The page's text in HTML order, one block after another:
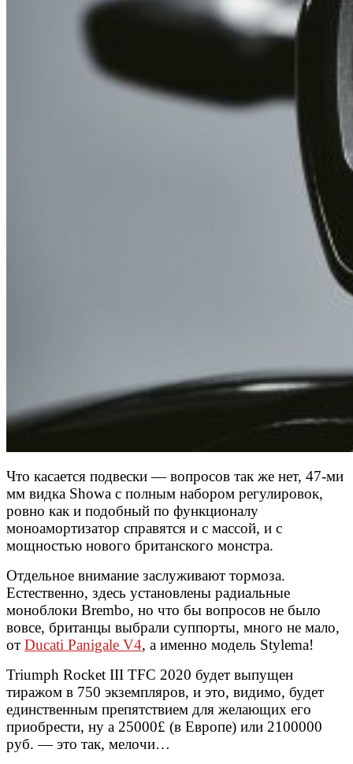
Что касается подвески — вопросов так же нет, 47-ми
мм видка Showa с полным набором регулировок,
ровно как и подобный по функционалу
моноамортизатор справятся и с массой, и с
мощностью нового британского монстра.
Отдельное внимание заслуживают тормоза.
Естественно, здесь установлены радиальные
моноблоки Brembo, но что бы вопросов не было
вовсе, британцы выбрали суппорты, много не мало,
от Ducati Panigale V4, а именно модель Stylema!
Triumph Rocket III TFC 2020 будет выпущен
тиражом в 750 экземпляров, и это, видимо, будет
единственным препятствием для желающих его
приобрести, ну а 25000£ (в Европе) или 2100000
руб. — это так, мелочи…